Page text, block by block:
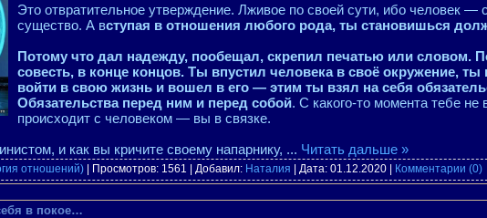
Это отвратительное утверждение. Лживое по своей сути, ибо человек —
существо. А вступая в отношения любого рода, ты становишься
Потому что дал надежду, пообещал, скрепил печатью или словом.
совесть, в конце концов. Ты впустил человека в своё окружение,
войти в свою жизнь и вошел в его — этим ты взял на себя
Обязательства перед ним и перед собой. С какого-то момента тебе не
происходит с человеком — вы в связке.
и как вы кричите своему напарнику, ... Читать дальше »
отношений) | Просмотров: 1561 | Добавил: Наталия | Дата: 01.12.2020 Комментарии (0)
в покое…